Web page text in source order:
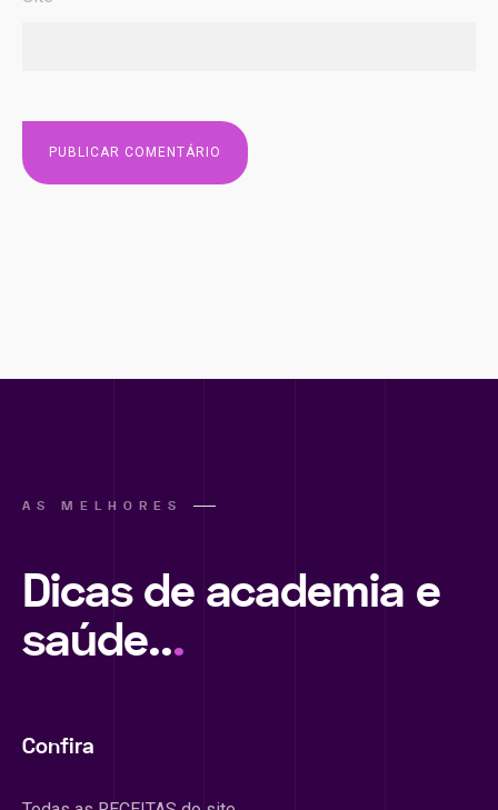
AS MELHORES
Dicas de academia e
saúde...
Confira